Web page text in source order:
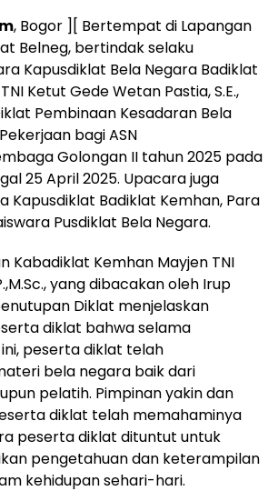
, Bogor ][ Bertempat di Lapangan
Belneg, bertindak selaku
Kapusdiklat Bela Negara Badiklat
Ketut Gede Wetan Pastia, S.E.,
Pembinaan Kesadaran Bela
bagi ASN
Golongan II tahun 2025 pada
25 April 2025. Upacara juga
Kapusdiklat Badiklat Kemhan, Para
Pusdiklat Bela Negara.
Kabadiklat Kemhan Mayjen TNI
yang dibacakan oleh Irup
Diklat menjelaskan
diklat bahwa selama
peserta diklat telah
bela negara baik dari
pelatih. Pimpinan yakin dan
diklat telah memahaminya
peserta diklat dituntut untuk
pengetahuan dan keterampilan
kehidupan sehari-hari.